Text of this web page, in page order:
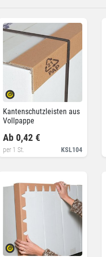
Kantenschutzleisten aus
Vollpappe
KSL104
Ab 0,42 €
per 1 St.